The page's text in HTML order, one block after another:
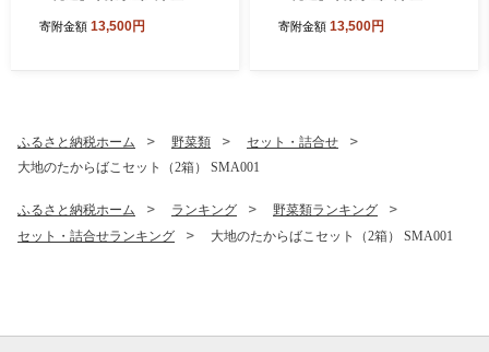
24個・約4kg） ／ふるさと
寄附金額 13,500円
ット（合計約５㎏）／すいか
寄附金額 13,500円
ふるさと納税ホーム 野菜類
セット・詰合せ
大地のたからばこセット（2箱） SMA001
ふるさと納税ホーム ランキング
野菜類ランキング
セット・詰合せランキング
大地のたからばこセット（2箱） SMA001